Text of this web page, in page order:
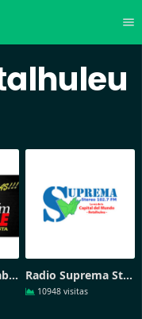
menu
Radio La Indomable De La Costa Radio Suprema Stereo 102-7 FM
10948 visitas